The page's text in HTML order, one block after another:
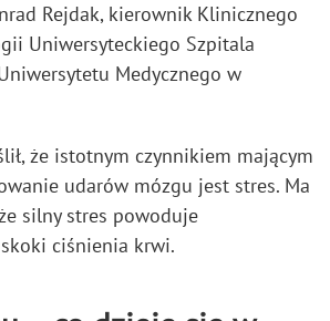
Rejdak, kierownik Klinicznego
Uniwersyteckiego Szpitala
Medycznego w
że istotnym czynnikiem mającym
udarów mózgu jest stres. Ma
silny stres powoduje
ciśnienia krwi.